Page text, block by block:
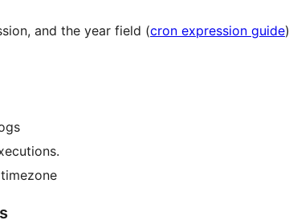
and the year field (cron expression guide)